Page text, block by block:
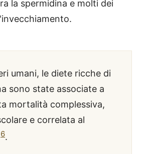
la spermidina e molti dei
umani, le diete ricche di
sono state associate a
mortalità complessiva,
e correlata al
6.